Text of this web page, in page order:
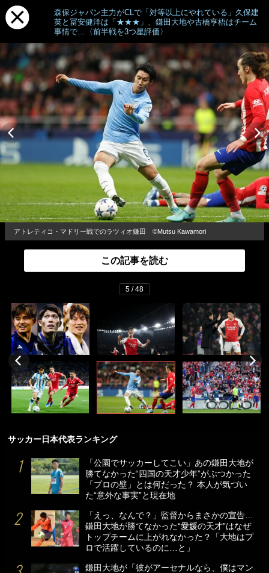
森保ジャパン主力がCLで「対等以上にやれている」久保建
英と冨安健洋は「★★★」、鎌田大地や古橋亨梧はチーム
事情で…〈前半戦を3つ星評価〉
アトレティコ・マドリー戦でのラツィオ鎌田 ©Mutsu Kawamori
この記事を読む
5 / 48
サッカー日本代表ランキング
「公園でサッカーしてこい」あの鎌田大地が
勝てなかった“四国の天才少年”がぶつかった
「プロの壁」とは何だった？ 本人が気づい
た“意外な事実”と現在地
「えっ、なんで？」監督からまさかの宣告…
鎌田大地が勝てなかった“愛媛の天才”はなぜ
トップチームに上がれなかった？「大地はプ
ロで活躍しているのに…と」
鎌田大地が「彼がアーセナルなら、僕はマン